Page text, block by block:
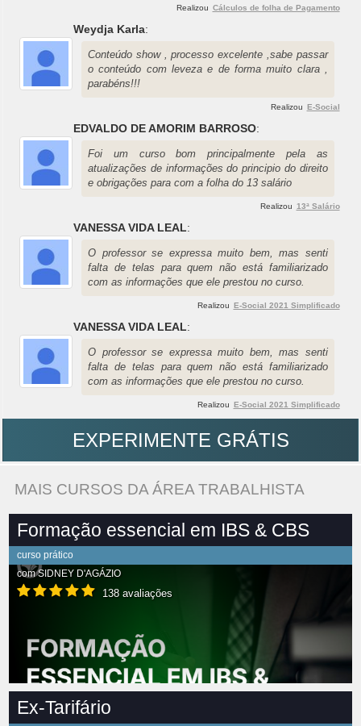
Realizou Cálculos de folha de Pagamento
Weydja Karla:
Conteúdo show , processo excelente ,sabe passar
o conteúdo com leveza e de forma muito clara ,
parabéns!!!
Realizou E-Social
EDVALDO DE AMORIM BARROSO:
Foi um curso bom principalmente pela as
atualizações de informações do principio do direito
e obrigações para com a folha do 13 salário
Realizou 13ª Salário
VANESSA VIDA LEAL:
O professor se expressa muito bem, mas senti
falta de telas para quem não está familiarizado
com as informações que ele prestou no curso.
Realizou E-Social 2021 Simplificado
VANESSA VIDA LEAL:
O professor se expressa muito bem, mas senti
falta de telas para quem não está familiarizado
com as informações que ele prestou no curso.
Realizou E-Social 2021 Simplificado
EXPERIMENTE GRÁTIS
MAIS CURSOS DA ÁREA TRABALHISTA
Formação essencial em IBS & CBS
curso prático
comSIDNEY D'AGÁZIO
138 avaliações
Ex-Tarifário